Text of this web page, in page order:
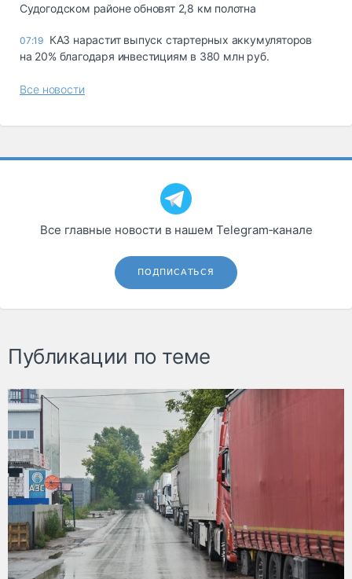
Судогодском районе обновят 2,8 км полотна
07:19 КАЗ нарастит выпуск стартерных аккумуляторов
на 20% благодаря инвестициям в 380 млн руб.
Все новости
Все главные новости в нашем Telegram‑канале
ПОДПИСАТЬСЯ
Публикации по теме